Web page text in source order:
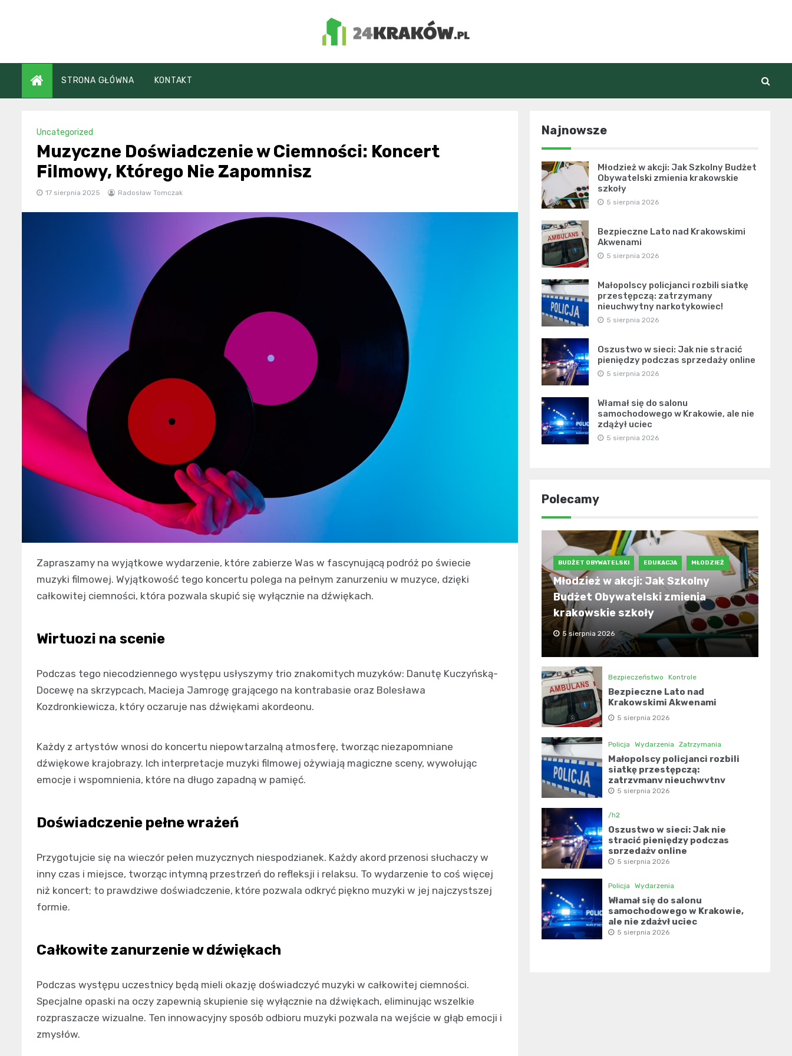
24Kraków.pl
STRONA GŁÓWNA KONTAKT
Uncategorized
Muzyczne Doświadczenie w Ciemności: Koncert
Filmowy, Którego Nie Zapomnisz
17 sierpnia 2025 Radosław Tomczak
Zapraszamy na wyjątkowe wydarzenie, które zabierze Was w fascynującą podróż po świecie
muzyki filmowej. Wyjątkowość tego koncertu polega na pełnym zanurzeniu w muzyce, dzięki
całkowitej ciemności, która pozwala skupić się wyłącznie na dźwiękach.
Wirtuozi na scenie
Podczas tego niecodziennego występu usłyszymy trio znakomitych muzyków: Danutę Kuczyńską-
Docewę na skrzypcach, Macieja Jamrogę grającego na kontrabasie oraz Bolesława
Kozdronkiewicza, który oczaruje nas dźwiękami akordeonu.
Każdy z artystów wnosi do koncertu niepowtarzalną atmosferę, tworząc niezapomniane
dźwiękowe krajobrazy. Ich interpretacje muzyki filmowej ożywiają magiczne sceny, wywołując
emocje i wspomnienia, które na długo zapadną w pamięć.
Doświadczenie pełne wrażeń
Przygotujcie się na wieczór pełen muzycznych niespodzianek. Każdy akord przenosi słuchaczy w
inny czas i miejsce, tworząc intymną przestrzeń do refleksji i relaksu. To wydarzenie to coś więcej
niż koncert; to prawdziwe doświadczenie, które pozwala odkryć piękno muzyki w jej najczystszej
formie.
Całkowite zanurzenie w dźwiękach
Podczas występu uczestnicy będą mieli okazję doświadczyć muzyki w całkowitej ciemności.
Specjalne opaski na oczy zapewnią skupienie się wyłącznie na dźwiękach, eliminując wszelkie
rozpraszacze wizualne. Ten innowacyjny sposób odbioru muzyki pozwala na wejście w głąb emocji i
zmysłów.
Najnowsze
Młodzież w akcji: Jak Szkolny Budżet
Obywatelski zmienia krakowskie
szkoły
5 sierpnia 2026
Bezpieczne Lato nad Krakowskimi
Akwenami
5 sierpnia 2026
Małopolscy policjanci rozbili siatkę
przestępczą: zatrzymany
nieuchwytny narkotykowiec!
5 sierpnia 2026
Oszustwo w sieci: Jak nie stracić
pieniędzy podczas sprzedaży online
5 sierpnia 2026
Włamał się do salonu
samochodowego w Krakowie, ale nie
zdążył uciec
5 sierpnia 2026
Polecamy
BUDŻET OBYWATELSKI EDUKACJA MŁODZIEŻ
Młodzież w akcji: Jak Szkolny
Budżet Obywatelski zmienia
krakowskie szkoły
5 sierpnia 2026
Bezpieczeństwo Kontrole
Bezpieczne Lato nad
Krakowskimi Akwenami
5 sierpnia 2026
Policja Wydarzenia Zatrzymania
Małopolscy policjanci rozbili
siatkę przestępczą:
zatrzymany nieuchwytny
narkotykowiec!
5 sierpnia 2026
/h2
Oszustwo w sieci: Jak nie
stracić pieniędzy podczas
sprzedaży online
5 sierpnia 2026
Policja Wydarzenia
Włamał się do salonu
samochodowego w Krakowie,
ale nie zdążył uciec
5 sierpnia 2026